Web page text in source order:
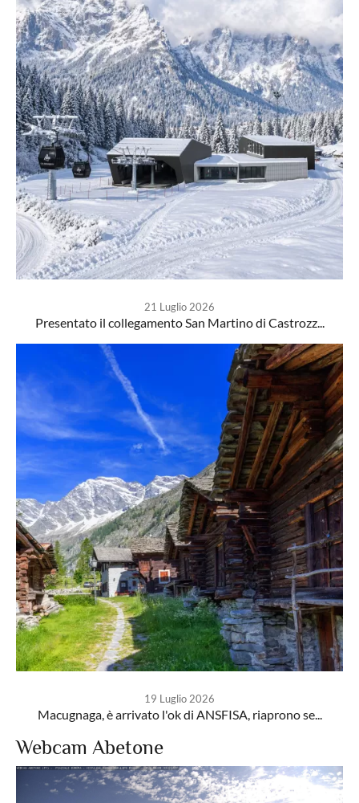
21 Luglio 2026
Presentato il collegamento San Martino di Castrozz...
19 Luglio 2026
Macugnaga, è arrivato l'ok di ANSFISA, riaprono se...
Webcam Abetone